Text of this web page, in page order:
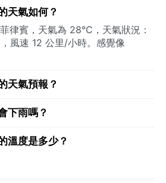
天氣如何？
律賓，天氣為 28°C，天氣狀況：
風速 12 公里/小時。感覺像
天氣預報？
下雨嗎？
溫度是多少？